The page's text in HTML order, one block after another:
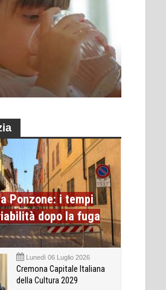
Ponzone: i tempi
dopo la fuga
Lunedì 06 Luglio 2026
Cremona Capitale Italiana
della Cultura 2029